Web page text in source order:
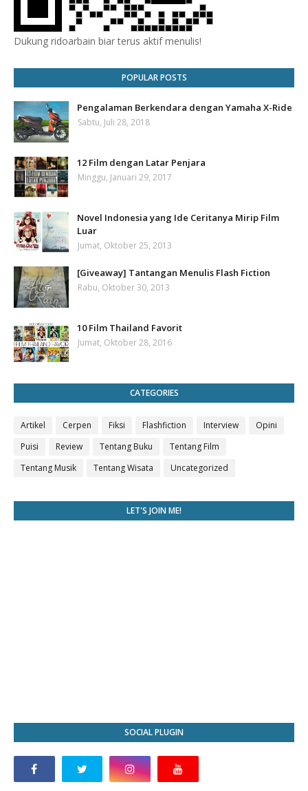
Dukung ridoarbain biar terus aktif menulis!
POPULAR POSTS
Pengalaman Berkendara dengan Yamaha X-Ride
Sabtu, Juli 28, 2018
12 Film dengan Latar Penjara
Minggu, Januari 29, 2017
Novel Indonesia yang Ide Ceritanya Mirip Film
Luar
Jumat, Oktober 25, 2013
[Giveaway] Tantangan Menulis Flash Fiction
Rabu, Oktober 30, 2013
10 Film Thailand Favorit
Jumat, Oktober 28, 2016
CATEGORIES
Artikel Cerpen Fiksi Flashfiction Interview
Opini
Puisi
Review Tentang Buku
Tentang Film
Tentang Musik
Tentang Wisata Uncategorized
LET'S JOIN ME!
SOCIAL PLUGIN